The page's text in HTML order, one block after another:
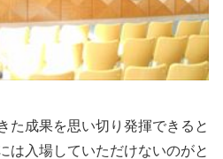
た成果を思い切り発揮できると
は入場していただけないのがと